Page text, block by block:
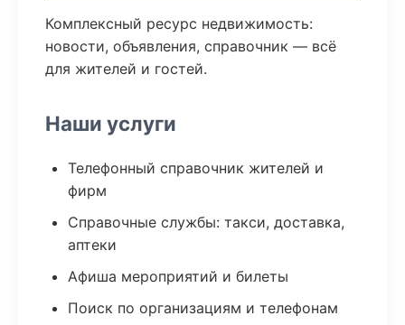
Комплексный ресурс недвижимость:
новости, объявления, справочник — всё
для жителей и гостей.
Наши услуги
Телефонный справочник жителей и
фирм
Справочные службы: такси, доставка,
аптеки
Афиша мероприятий и билеты
Поиск по организациям и телефонам